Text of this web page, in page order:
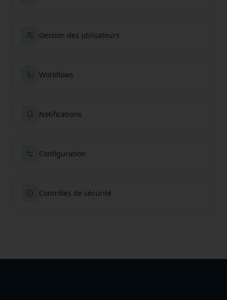
Gestion des utilisateurs
Workflows
Notifications
Configuration
Contrôles de sécurité